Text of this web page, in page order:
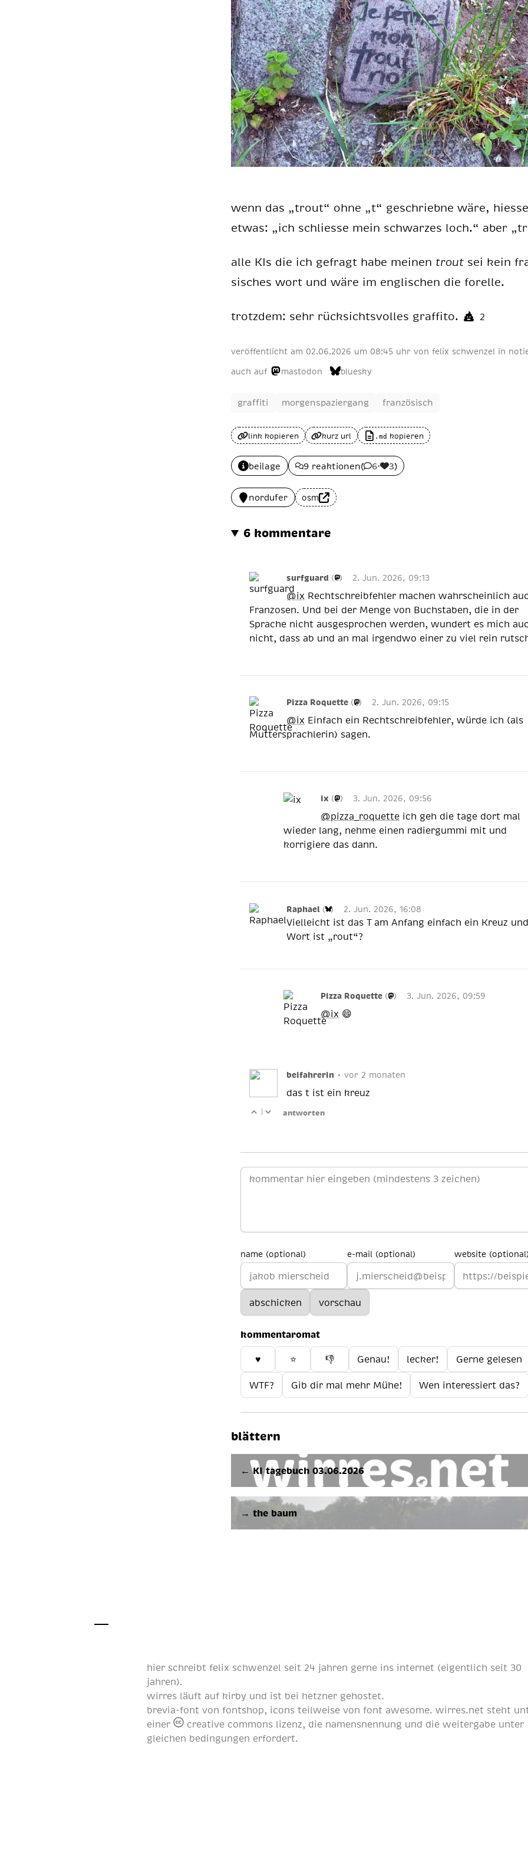
wenn das „trout“ ohne „t“ ge­schrieb­ne wäre,
et­was: „ich schlies­se mein schwar­zes loch.“ aber
alle KIs die ich ge­fragt habe mei­nen trout sei kein
si­sches wort und wäre im eng­li­schen die fo­rel­le.
trotz­dem: sehr rück­sichts­vol­les graf­fi­to. 2
veröffentlicht am 02 06 2026 um 08:45 uhr von felix schwenzel in
auch auf mastodon bluesky
graffiti morgenspaziergang französisch
link kopieren kurz url .md kopieren
beilage 9 reaktionen( 6• 3)
nordufer osm
6 kommentare
surfguard ( ) 2. Jun. 2026, 09:13
@ix Rechtschreibfehler machen wahrscheinlich
Franzosen. Und bei der Menge von Buchstaben, die in der
Sprache nicht ausgesprochen werden, wundert es mich
nicht, dass ab und an mal irgendwo einer zu viel rein
Pizza Roquette ( ) 2. Jun. 2026, 09:15
@ix Einfach ein Rechtschreibfehler, würde ich (als
Muttersprachlerin) sagen.
ix ( ) 3. Jun. 2026, 09:56
@pizza_roquette ich geh die tage dort mal
wieder lang, nehme einen radiergummi mit und
korrigiere das dann.
Raphael ( ) 2. Jun. 2026, 16:08
Vielleicht ist das T am Anfang einfach ein Kreuz
Wort ist „rout“?
Pizza Roquette ( ) 3. Jun. 2026, 09:59
@ix 😄
name (optional) e-mail (optional) website
kommentaromat
♥️ ⭐ 👎 Genau! lecker! Gerne gelesen
WTF? Gib dir mal mehr Mühe! Wen interessiert das?
beifahrerin • vor 2 monaten
das t ist ein kreuz
| antworten
blättern
← KI tagebuch 03.06.2026
→ the baum
hier schreibtfelix schwenzel seit 24 jahren gerne ins internet (eigentlich seit 30
jahren).
wirres läuft auf kirby und ist bei hetzner gehostet.
brevia-font vonfontshop, icons teilweise vonfont awesome. wirres.net steht
einer
creative commons lizenz, die namensnennung und die weitergabe unter
gleichen bedingungen erfordert.